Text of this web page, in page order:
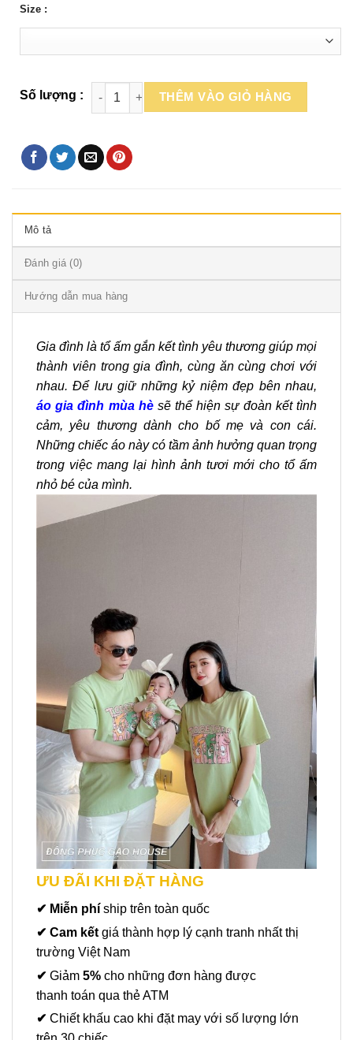
đến
210,000đ
Size :
THÊM VÀO GIỎ HÀNG
Mô tả
Đánh giá (0)
Hướng dẫn mua hàng
Gia đình là tổ ấm gắn kết tình yêu thương giúp mọi
thành viên trong gia đình, cùng ăn cùng chơi với
nhau. Để lưu giữ những kỷ niệm đẹp bên nhau,
áo gia đình mùa hèsẽ thể hiện sự đoàn kết tình
cảm, yêu thương dành cho bố mẹ và con cái.
Những chiếc áo này có tầm ảnh hưởng quan trọng
trong việc mang lại hình ảnh tươi mới cho tổ ấm
nhỏ bé của mình.
ƯU ĐÃI KHI ĐẶT HÀNG
✔ Miễn phí ship trên toàn quốc
✔ Cam kết giá thành hợp lý cạnh tranh nhất thị
trường Việt Nam
✔ Giảm 5% cho những đơn hàng được
thanh toán qua thẻ ATM
✔ Chiết khấu cao khi đặt may với số lượng lớn